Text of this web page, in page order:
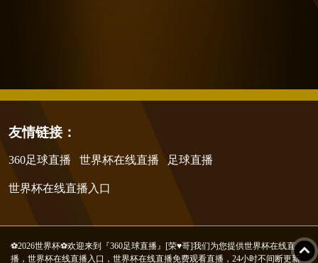
友情链接：
360足球直播 世界杯在线直播 足球直播
世界杯在线直播入口
⚽2026世界杯⚽欢迎来到『360足球直播』[荣♥哥]我们为您提供世界杯在线直
播，世界杯在线直播入口，世界杯在线直播免费观看直播，24小时不间断更新